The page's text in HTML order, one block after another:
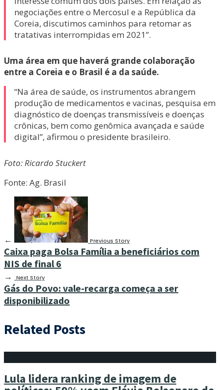
negociações entre o Mercosul e a República da
Coreia, discutimos caminhos para retomar as
tratativas interrompidas em 2021”.
Uma área em que haverá grande colaboração
entre a Coreia e o Brasil é a da saúde.
“Na área de saúde, os instrumentos abrangem
produção de medicamentos e vacinas, pesquisa em
diagnóstico de doenças transmissíveis e doenças
crônicas, bem como genômica avançada e saúde
digital”, afirmou o presidente brasileiro.
Foto: Ricardo Stuckert
Fonte: Ag. Brasil
← Previous Story
Caixa paga Bolsa Família a beneficiários com
NIS de final 6
→ Next Story
Gás do Povo: vale-recarga começa a ser
disponibilizado
Related Posts
Lula lidera ranking de imagem de